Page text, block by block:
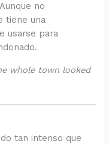
no
tiene una
usarse para
whole town looked
tan intenso que